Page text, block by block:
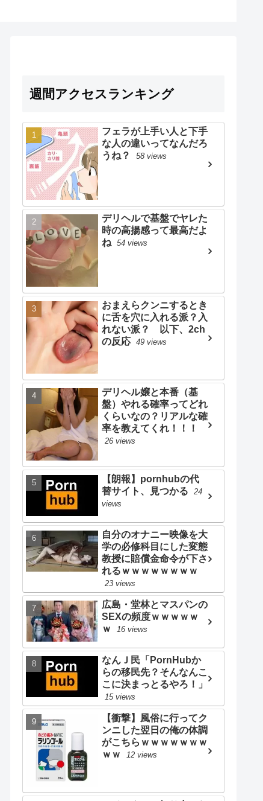
週間アクセスランキング
フェラが上手い人と下手
な人の違いってなんだろ
うね？
58 views
デリヘルで基盤でヤレた
時の高揚感って最高だよ
ね 54 views
おまえらクンニするとき
に舌を穴に入れる派？入
れない派？ 以下、2ch
の反応 49 views
デリヘル嬢と本番（基
盤）やれる確率ってどれ
くらいなの？リアルな確
率を教えてくれ！！！
26 views
【朗報】pornhubの代
替サイト、見つかる
24
views
自分のオナニー映像を大
学の必修科目にした変態
教授に賠償金命令が下さ
れるｗｗｗｗｗｗｗｗ
23 views
広島・堂林とマスパンの
SEXの頻度ｗｗｗｗｗ
ｗ
16 views
なんＪ民「PornHubか
らの移民先？そんなんこ
こに決まっとるやろ！」
15 views
【衝撃】風俗に行ってク
ンニした翌日の俺の体調
がこちらｗｗｗｗｗｗｗ
ｗｗ
12 views